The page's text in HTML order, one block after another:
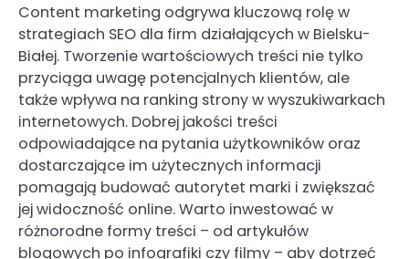
Content marketing odgrywa kluczową rolę w
strategiach SEO dla firm działających w Bielsku-
Białej. Tworzenie wartościowych treści nie tylko
przyciąga uwagę potencjalnych klientów, ale
także wpływa na ranking strony w wyszukiwarkach
internetowych. Dobrej jakości treści
odpowiadające na pytania użytkowników oraz
dostarczające im użytecznych informacji
pomagają budować autorytet marki i zwiększać
jej widoczność online. Warto inwestować w
różnorodne formy treści – od artykułów
blogowych po infografiki czy filmy – aby dotrzeć